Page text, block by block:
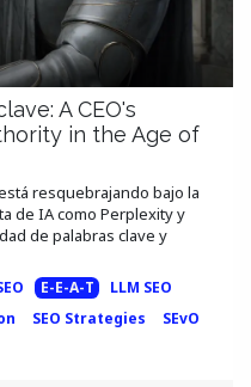
A CEO's
in the Age of
resquebrajando bajo la
de IA como Perplexity y
de palabras clave y
E-E-A-T
LLM SEO
SEO Strategies
SEvO